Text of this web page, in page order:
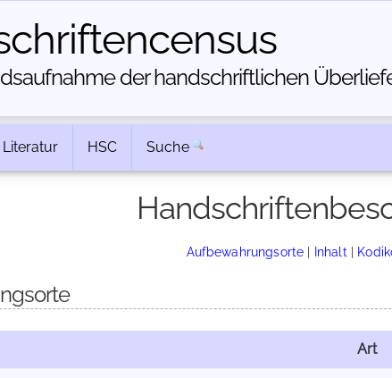
der handschriftlichen
Literatur HSC Suche
Aufbewahrungsorte | Inhalt |
Art